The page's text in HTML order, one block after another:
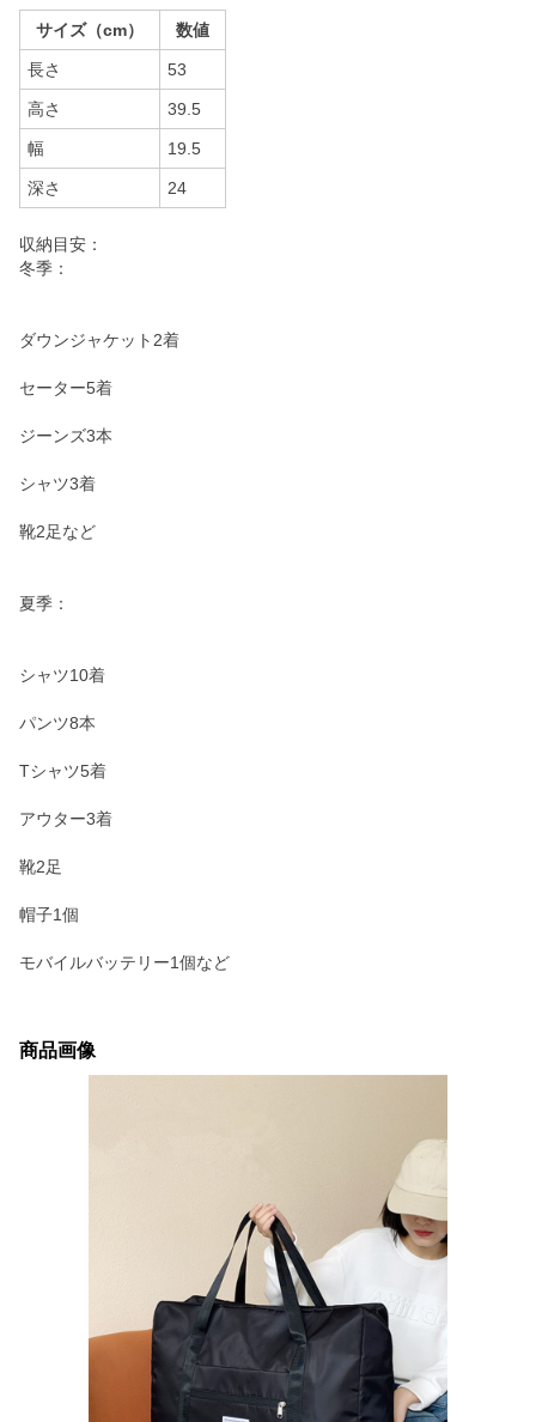
サイズ（cm） 数値
長さ 53
高さ 39.5
幅 19.5
深さ 24
収納目安：
冬季：
ダウンジャケット2着
セーター5着
ジーンズ3本
シャツ3着
靴2足など
夏季：
シャツ10着
パンツ8本
Tシャツ5着
アウター3着
靴2足
帽子1個
モバイルバッテリー1個など
商品画像